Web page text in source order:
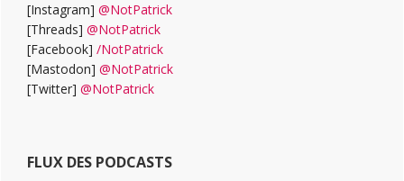
[Instagram] @NotPatrick
[Threads] @NotPatrick
[Facebook] /NotPatrick
[Mastodon] @NotPatrick
[Twitter] @NotPatrick
FLUX DES PODCASTS